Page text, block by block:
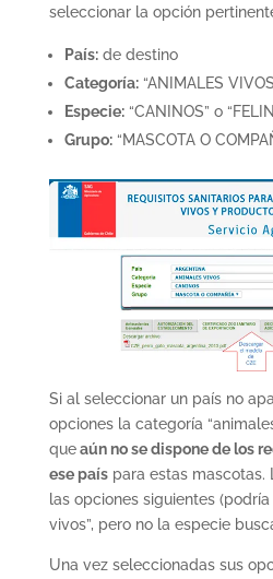
seleccionar la opción
País:de destino
Categoría:“ANIMALES
Especie:“CANINOS” o
Grupo:“MASCOTA O
Si al seleccionar un país no
opciones la categoría
queaún no se dispone de los
ese paíspara estas mascotas.
las opciones siguientes
vivos”, pero no la especie
Una vez seleccionadas sus